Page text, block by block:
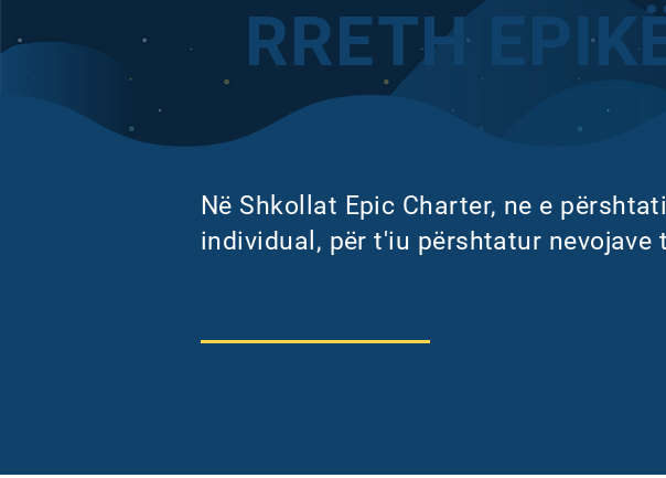
RRETH
Në Shkollat Epic Charter, ne e
individual, për t'iu përshtatur nevojave